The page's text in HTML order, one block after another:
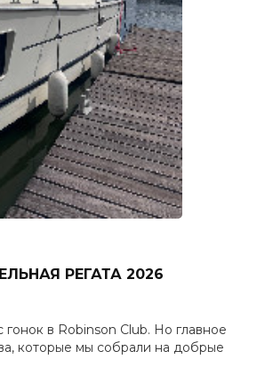
РЕГАТА 2026
в Robinson Club. Но главное
которые мы собрали на добрые